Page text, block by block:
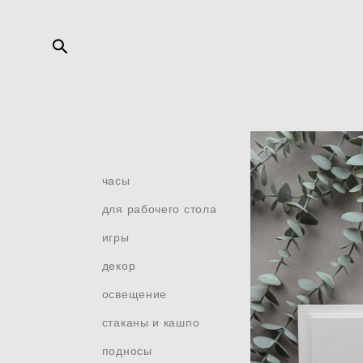
часы
для рабочего стола
игры
декор
освещение
стаканы и кашпо
подносы